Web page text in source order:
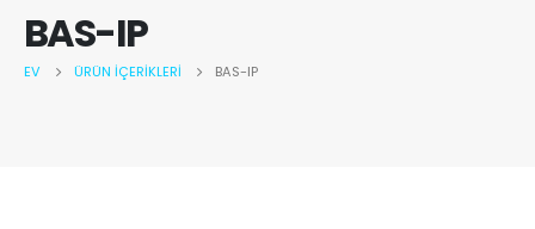
BAS-IP
EV ÜRÜN İÇERIKLERI BAS-IP